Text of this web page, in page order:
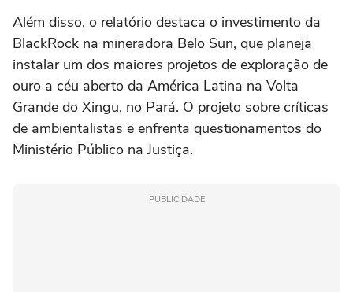
Além disso, o relatório destaca o investimento da
BlackRock na mineradora Belo Sun, que planeja
instalar um dos maiores projetos de exploração de
ouro a céu aberto da América Latina na Volta
Grande do Xingu, no Pará. O projeto sobre críticas
de ambientalistas e enfrenta questionamentos do
Ministério Público na Justiça.
PUBLICIDADE